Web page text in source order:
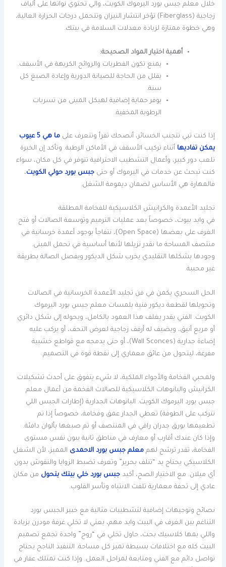
خلال معلم جبس بورد اليرموك الكويت، والي تحتوي نواتها على ألياف
زجاجية (Fiberglass) تؤخر انتشار النيران وتتحمل درجات الحرارة العالية،
وهي خطوة ممتازة لزيادة معدلات السلامة في بيتك.
أهمية اختيار المواد الصحيحة:
يمنع تكون الفطريات والروائح الكريهة في الأسقف.
يقلل من الحاجة للصيانة الدورية وإعادة الصبغ كل
سنة.
يوفر حماية إضافية لهيكل المبنى من تسربات
الرطوبة المخفية.
إذا كنت تبي تتجنب الخسائر، أنصحك تقرأ وتتعرف على
ما هي 5 عيوب
يمكن تفاديها أثناء تركيب الأسقف في الأماكن الرطبة. وتأكد إن الخبرة
تلعب دور كبير، وأعمال التشطيب الاحترافية تتوفر في كل مكان، سواء
كنت تبحث عن خدمات في اليرموك أو حتىجبس بورد حولي الكويت،
فالمهارة هي الأساس لضمان ديمومة الشغل.
تجليد الأعمدة والكرانيش الكلاسيكية للفخامة المطلقة
في وايد بيوت، خصوصاً بعد عمليات الترميم وتوسعة الصالات أو فتح
الغرف على بعضها (Open Space)، نتفاجأ بوجود أعمدة خرسانية في
منتصف المساحة ما نقدر نزيلها لأنها أساسية في تحمل المبنى.
وجودها بشكلها التقليدي يخرب شكل الديكور ويفصل الصالة بطريقة
غير محببة.
الحل السحري يكمن في فن تجليد الأعمدة الخرسانية في الصالات
وتحويلها لقطعة ديكور فنية بلمسات معلم جبس بورد اليرموك
الكويت. الفني يقدر يغلف هذا العمود بالكامل، ويحوله إلى شكل دائري
أو مربع أنيق، ويضيف له أرفف زجاجية لعرض التحف، أو يركب عليه
إضاءة جدارية (Wall Sconces)، أو حتى يدمجه مع قواطع خشبية
مفرغة، ليتحول من عائق معماري إلى نقطة قوة في التصميم.
ولمحبي الفخامة والأجواء الملكية، لا شيء يتفوق على أحدث تشكيلات
الكرانيش والبانوهات الكلاسيكية للصالات الفخمة من أعمال معلم
جبس بورد اليرموك الكويت. البانوهات الجدارية (إطارات الجبس اللي
تتركب على الطوفة) تعطي الجدار عمق وفخامة، خصوصاً إذا تم
تطعيمها بورق جدران راقي في المنتصف أو تم صبغها بألوان دافئة.
وإذا كان عندك أقارب أو معارف في مناطق ثانية يبون نفس مستوى
الفخامة، تقدر ترشح لهممعلم جبس بورد الاحمدى المميز، لأن الشغل
الكلاسيكي يحتاج يد “تتلف بحرير” وتعرف تضبط الزوايا والنقوش بدون
أي ميلان. مع الاختيار الصح، أكيدجبس بورد خلي بيتك يتحول من مكان
عادي إلى تحفة معمارية تلفت الانتباه وتأسر القلوب.
نصائح وتوجيهات إضافية لتشطيبات مثالية مع خبير الجبس بورد
التناغم بين الغرف في البيت وايد مهم، يعني لا تخلي غرفة مودرن بزيادة
واللي يمها كلاسيك بحت، حاول تخلي في “روح” واحدة تجمع تصميم
البيت كله مع اختلافات بسيطة تميز كل مساحة. التنفيذ الناجح يحتاج
تواصل دائم مع الفني ومتابعة لمراحل العمل. وإذا كنت تمتلك عقار في